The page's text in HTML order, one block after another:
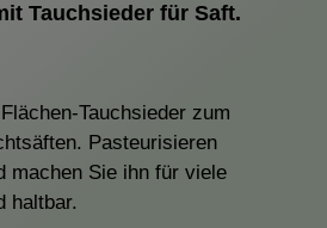
Tauchsieder für Saft.
Tauchsieder zum
Pasteurisieren
machen Sie ihn für viele
haltbar.